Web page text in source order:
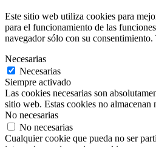
Este sitio web utiliza cookies para
para el funcionamiento de las
navegador sólo con su
Necesarias
Necesarias
Siempre activado
Las cookies necesarias son
sitio web. Estas cookies no
No necesarias
No necesarias
Cualquier cookie que pueda no ser